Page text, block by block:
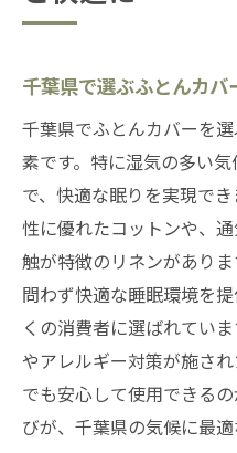
グレード
千葉県のふとんカバ
素材選びの基本
選び
千葉県のふとん
ンの重要性
千葉県でのふと
イント
千葉県内で安心
ーの見分け方
千葉県で選ぶふとんカバ
千葉県でふとんカバーを
素です。特に湿気の多い
で、快適な眠りを実現で
性に優れたコットンや、
触が特徴のリネンがあり
問わず快適な睡眠環境を
くの消費者に選ばれてい
やアレルギー対策が施さ
でも安心して使用できる
びが、千葉県の気候に最